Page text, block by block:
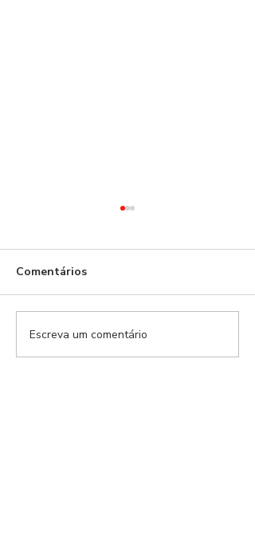
Modalidades Benfica |
EP.159
Comentários
Escreva um comentário